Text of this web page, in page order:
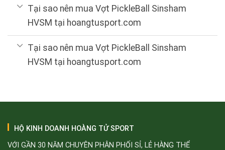
Tại sao nên mua Vợt PickleBall Sinsham
HVSM tại hoangtusport.com
Tại sao nên mua Vợt PickleBall Sinsham
HVSM tại hoangtusport.com
HỘ KINH DOANH HOÀNG TỬ SPORT
VỚI GẦN 30 NĂM CHUYÊN PHÂN PHỐI SỈ, LẺ HÀNG THỂ